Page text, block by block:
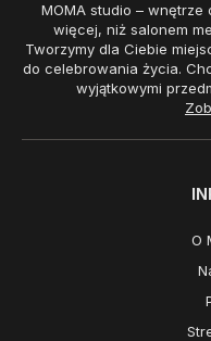
MOMA studio – wnętrze
więcej, niż salonem
Tworzymy dla Ciebie
do celebrowania życia.
wyjątkowymi
O